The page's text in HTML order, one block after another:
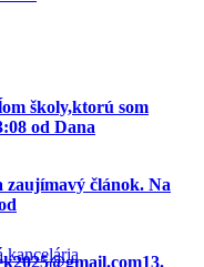
kancelária
školy,ktorú som
od Dana
článok. Na
13.